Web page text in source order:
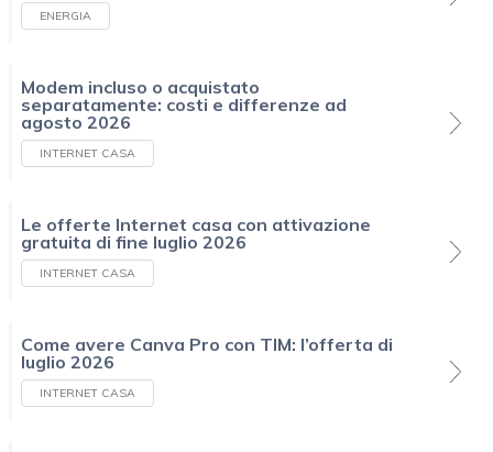
ENERGIA
Modem incluso o acquistato
separatamente: costi e differenze ad
agosto 2026
INTERNET CASA
Le offerte Internet casa con attivazione
gratuita di fine luglio 2026
INTERNET CASA
Come avere Canva Pro con TIM: l’offerta di
luglio 2026
INTERNET CASA